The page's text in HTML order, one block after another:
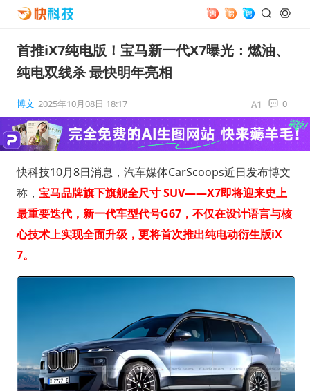
首推iX7纯电版！宝马新一代X7曝光：燃油、
纯电双线杀 最快明年亮相
博文 2025年10月08日 18:17 0
快科技10月8日消息，汽车媒体CarScoops近日发布博文
称， 宝马品牌旗下旗舰全尺寸 SUV——X7即将迎来史上
最重要迭代，新一代车型代号G67，不仅在设计语言与核
心技术上实现全面升级，更将首次推出纯电动衍生版iX
7。